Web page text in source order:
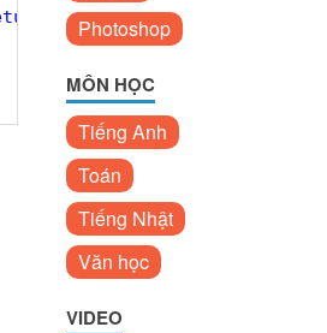
");
Photoshop
MÔN HỌC
Tiếng Anh
Toán
Tiếng Nhật
Văn học
VIDEO